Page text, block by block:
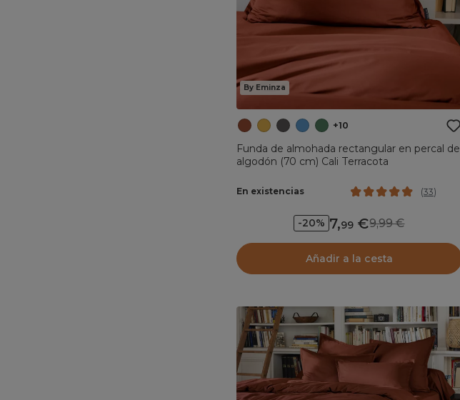
By Eminza
+10
Funda de almohada rectangular en percal de
algodón (70 cm) Cali Terracota
En existencias (33)
-20% 7,99 9,99
Añadir a la cesta